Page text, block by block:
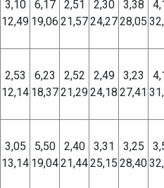
3,10
12,49
6,17
19,06
2,51
21,57
2,30
24,27
3,38
28,05
2,53
12,14
6,23
18,37
2,52
21,29
2,49
24,18
3,23
27,41
3,05
13,14
5,50
19,04
2,40
21,44
3,31
25,15
3,25
28,40